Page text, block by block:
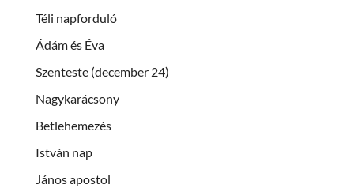
Téli napforduló
Ádám és Éva
Szenteste (december 24)
Nagykarácsony
Betlehemezés
István nap
János apostol